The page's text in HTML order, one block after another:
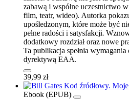
zabawą i wspólne uczestnictwo
film, teatr, wideo). Autorka
upośledzonym, które może być
pełne radości i satysfakcji.
dodatkowy rozdział oraz nowe
Ta publikacja spełnia
dyrektywą EAA.
39,99 zł
Ebook (EPUB)